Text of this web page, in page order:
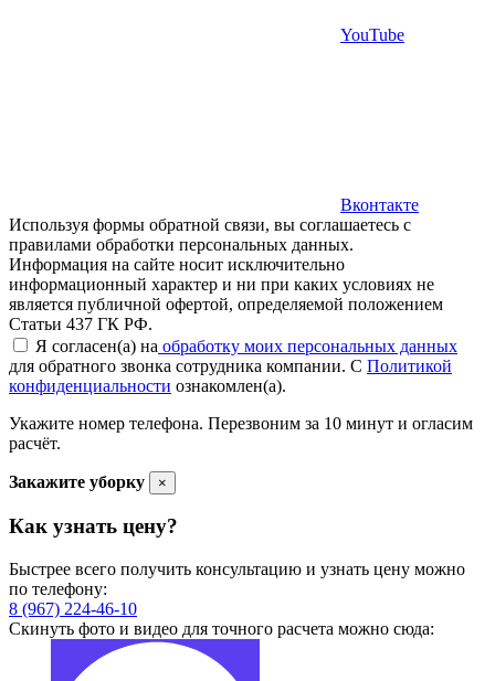
YouTube
Вконтакте
Используя формы обратной связи, вы соглашаетесь с
правилами обработки персональных данных.
Информация на сайте носит исключительно
информационный характер и ни при каких условиях не
является публичной офертой, определяемой положением
Статьи 437 ГК РФ.
Я согласен(а) на обработку моих персональных данных
для обратного звонка сотрудника компании. С Политикой
конфиденциальности ознакомлен(а).
Укажите номер телефона. Перезвоним за 10 минут и огласим
расчёт.
Закажите уборку ×
Как узнать цену?
Быстрее всего получить консультацию и узнать цену можно
по телефону:
8 (967) 224-46-10
Скинуть фото и видео для точного расчета можно сюда: